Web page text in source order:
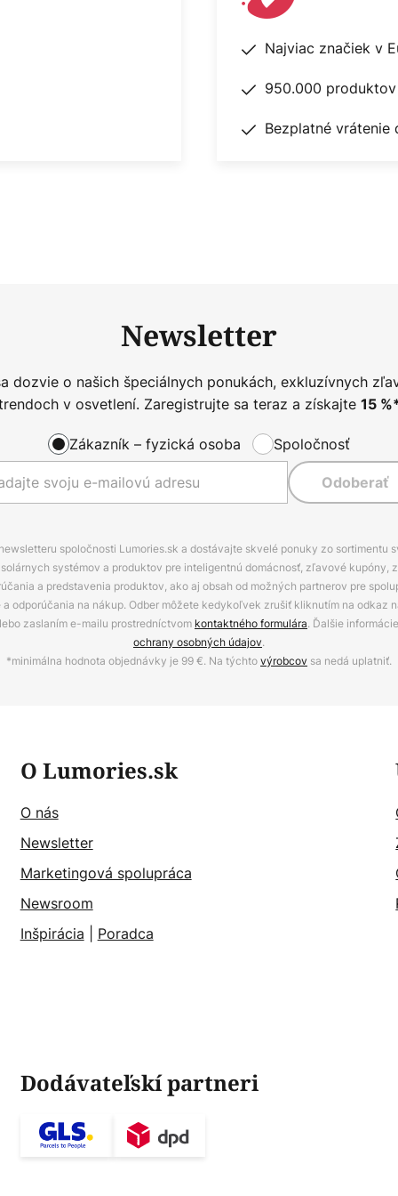
Najviac značiek v
950.000
Bezplatné vrátenie
Newsletter
dozvie o našich špeciálnych ponukách, exkluzívnych
v osvetlení. Zaregistrujte sa teraz a získajte 15
Zákazník – fyzická osoba Spoločnosť
Odoberať
spoločnosti Lumories.sk a dostávajte skvelé ponuky zo sortimentu
systémov a produktov pre inteligentnú domácnosť, zľavové kupóny,
a predstavenia produktov, ako aj obsah od možných partnerov pre
odporúčania na nákup. Odber môžete kedykoľvek zrušiť kliknutím na odkaz
zaslaním e-mailu prostredníctvom kontaktného formulára. Ďalšie
ochrany osobných údajov.
*minimálna hodnota objednávky je 99 €. Na týchtovýrobcov sa nedá uplatniť.
O Lumories.sk
O nás
Newsletter
Marketingová spolupráca
Newsroom
Inšpirácia
Poradca
Dodávateľskí partneri